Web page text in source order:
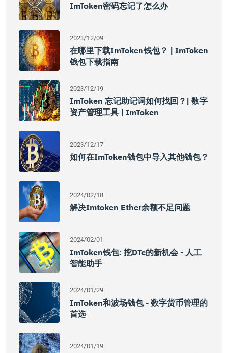
ImToken密码忘记了怎么办
2023/12/09
在哪里下载imToken钱包？ | ImToken
钱包下载指南
2023/12/19
ImToken 忘记助记词如何找回？| 数字
资产管理工具 | ImToken
2023/12/17
如何在imToken钱包中导入其他钱包？
2024/02/18
解决imtoken Ether余额不足问题
2024/02/01
ImToken钱包: 挖DTc的新机会 - 人工
智能助手
2024/01/29
ImToken和波场钱包 - 数字货币管理的
首选
2024/01/19